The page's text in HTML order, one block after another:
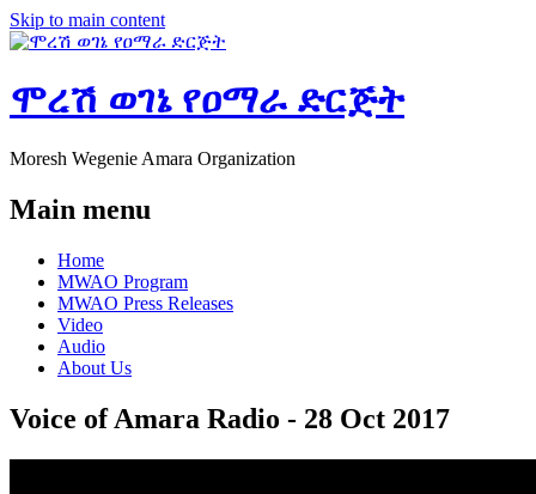
Skip to main content
ሞረሽ ወገኔ የዐማራ ድርጅት
Moresh Wegenie Amara Organization
Main menu
Home
MWAO Program
MWAO Press Releases
Video
Audio
About Us
Voice of Amara Radio - 28 Oct 2017